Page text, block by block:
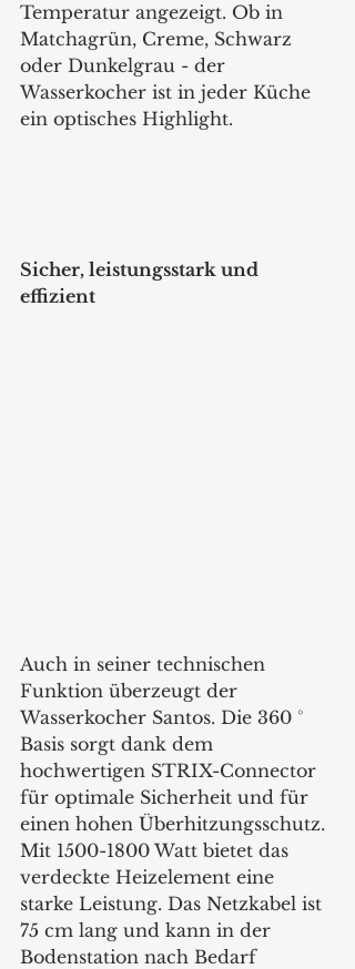
Temperatur angezeigt. Ob in
Matchagrün, Creme, Schwarz
oder Dunkelgrau - der
Wasserkocher ist in jeder Küche
ein optisches Highlight.
Sicher, leistungsstark und
effizient
Auch in seiner technischen
Funktion überzeugt der
Wasserkocher Santos. Die 360 °
Basis sorgt dank dem
hochwertigen STRIX-Connector
für optimale Sicherheit und für
einen hohen Überhitzungsschutz.
Mit 1500-1800 Watt bietet das
verdeckte Heizelement eine
starke Leistung. Das Netzkabel ist
75 cm lang und kann in der
Bodenstation nach Bedarf